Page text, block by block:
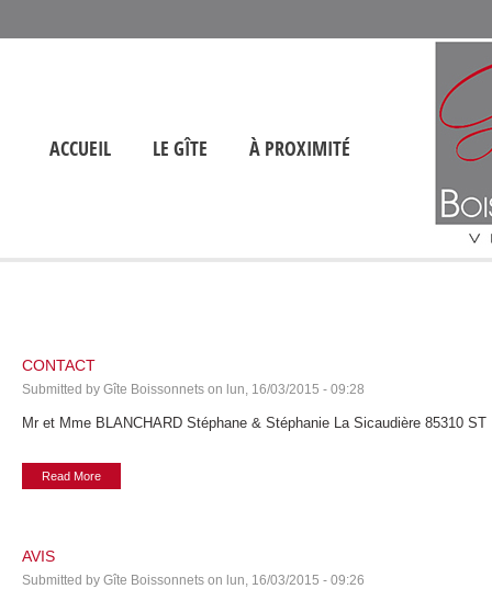
ACCUEIL LE GÎTE À PROXIMITÉ
CONTACT
Submitted by Gîte Boissonnets on lun, 16/03/2015 - 09:28
Mr et Mme BLANCHARD Stéphane & Stéphanie La Sicaudière 85310
Read More
AVIS
Submitted by Gîte Boissonnets on lun, 16/03/2015 - 09:26